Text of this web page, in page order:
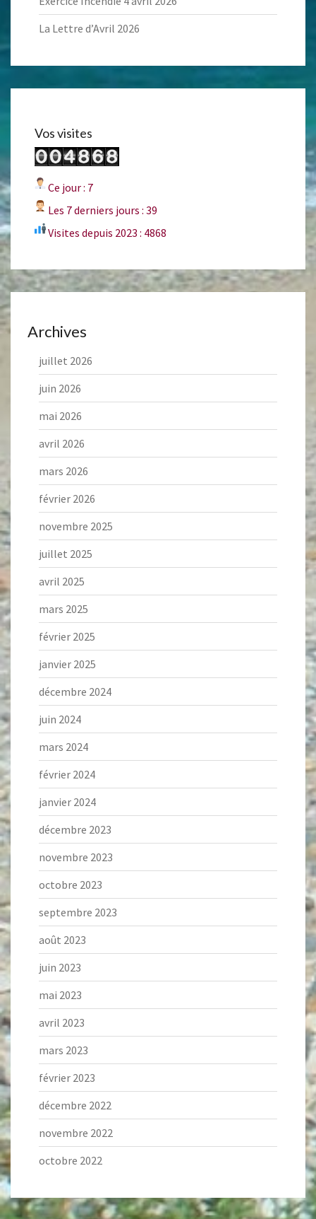
La Lettre d’Avril 2026
Vos visites
Ce jour : 7
Les 7 derniers jours : 39
Visites depuis 2023 : 4868
Archives
juillet 2026
juin 2026
mai 2026
avril 2026
mars 2026
février 2026
novembre 2025
juillet 2025
avril 2025
mars 2025
février 2025
janvier 2025
décembre 2024
juin 2024
mars 2024
février 2024
janvier 2024
décembre 2023
novembre 2023
octobre 2023
septembre 2023
août 2023
juin 2023
mai 2023
avril 2023
mars 2023
février 2023
décembre 2022
novembre 2022
octobre 2022